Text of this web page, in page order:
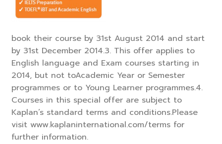
book their course by 31st August 2014 and start
by 31st December 2014.3. This offer applies to
English language and Exam courses starting in
2014, but not toAcademic Year or Semester
programmes or to Young Learner programmes.4.
Courses in this special offer are subject to
Kaplan’s standard terms and conditions.Please
visit www.kaplaninternational.com/terms for
further information.